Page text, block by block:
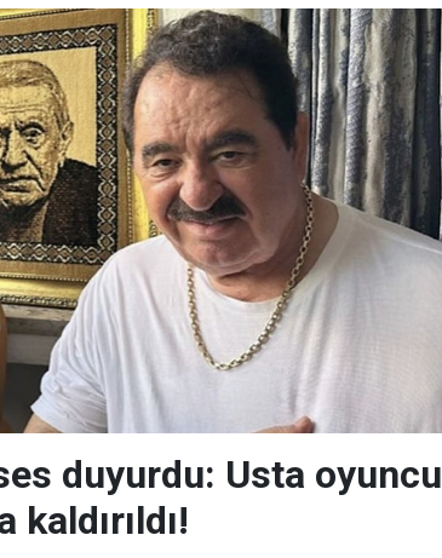
duyurdu: Usta oyuncu
kaldırıldı!